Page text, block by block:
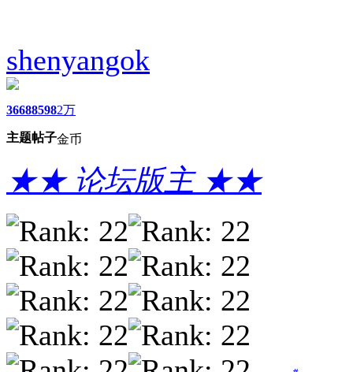
shenyangok
3668
主题
8598
帖子
2万
金币
★★ 论坛版主 ★★